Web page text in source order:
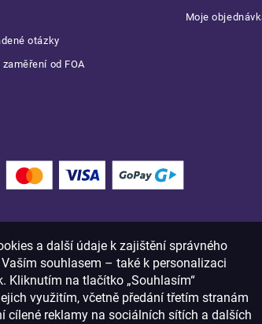
a další údaje k zajištění správného
souhlasem – také k personalizaci
Kliknutím na tlačítko „Souhlasím“
využitím, včetně předání třetím stranám
cílené reklamy na sociálních sítích a dalších
otázky
od FOA
Moje